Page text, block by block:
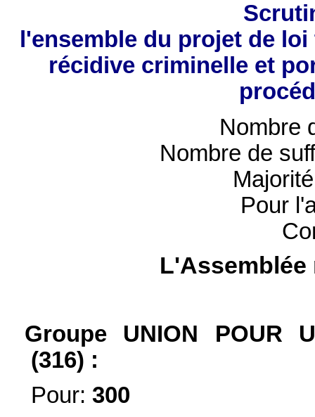
l'ensemble du projet de
récidive criminelle et
Nombre
Nombre de
Pour
L'Assemblée
Groupe UNION POUR
(316) :
Pour:300